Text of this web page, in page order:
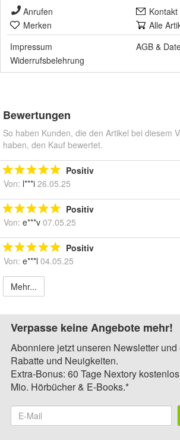
Anrufen
Kontakt
Merken
Alle
Impressum
AGB &
Widerrufsbelehrung
Bewertungen
So haben Kunden, die den Artikel bei diesem
haben, den Kauf bewertet.
Positiv
Von: l***i 26.05.25
Positiv
Von: e***v 07.05.25
Positiv
Von: e***l 04.05.25
Mehr...
Verpasse keine Angebote mehr!
Abonniere jetzt unseren Newsletter
Rabatte und Neuigkeiten.
Extra-Bonus: 60 Tage Nextory
Mio. Hörbücher & E-Books.*